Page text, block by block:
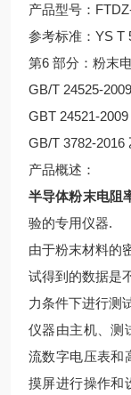
产品型号：
参考标准：YS T
第6 部分：粉末
GB/T 24525-
GBT 24521-
GB/T 3782-2016
产品概述：
半导体粉末电阻
验的专用仪器.
由于粉末材料的
试得到的数据是
力条件下进行测
仪器由主机、测
流数字电压表和
摸屏进行操作和